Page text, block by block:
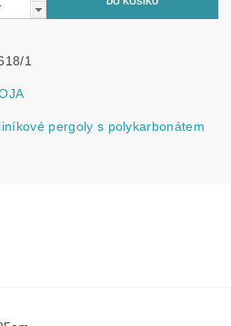
1
pergoly s polykarbonátem